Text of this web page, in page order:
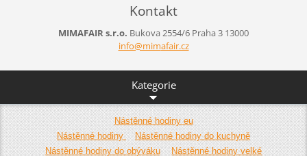
Kontakt
MIMAFAIR s.r.o. Bukova 2554/6 Praha 3 13000
info@mimafair.cz
Kategorie
Nástěnné hodiny eu
Nástěnné hodiny
Nástěnné hodiny do kuchyně
Nástěnné hodiny do obýváku
Nástěnné hodiny velké